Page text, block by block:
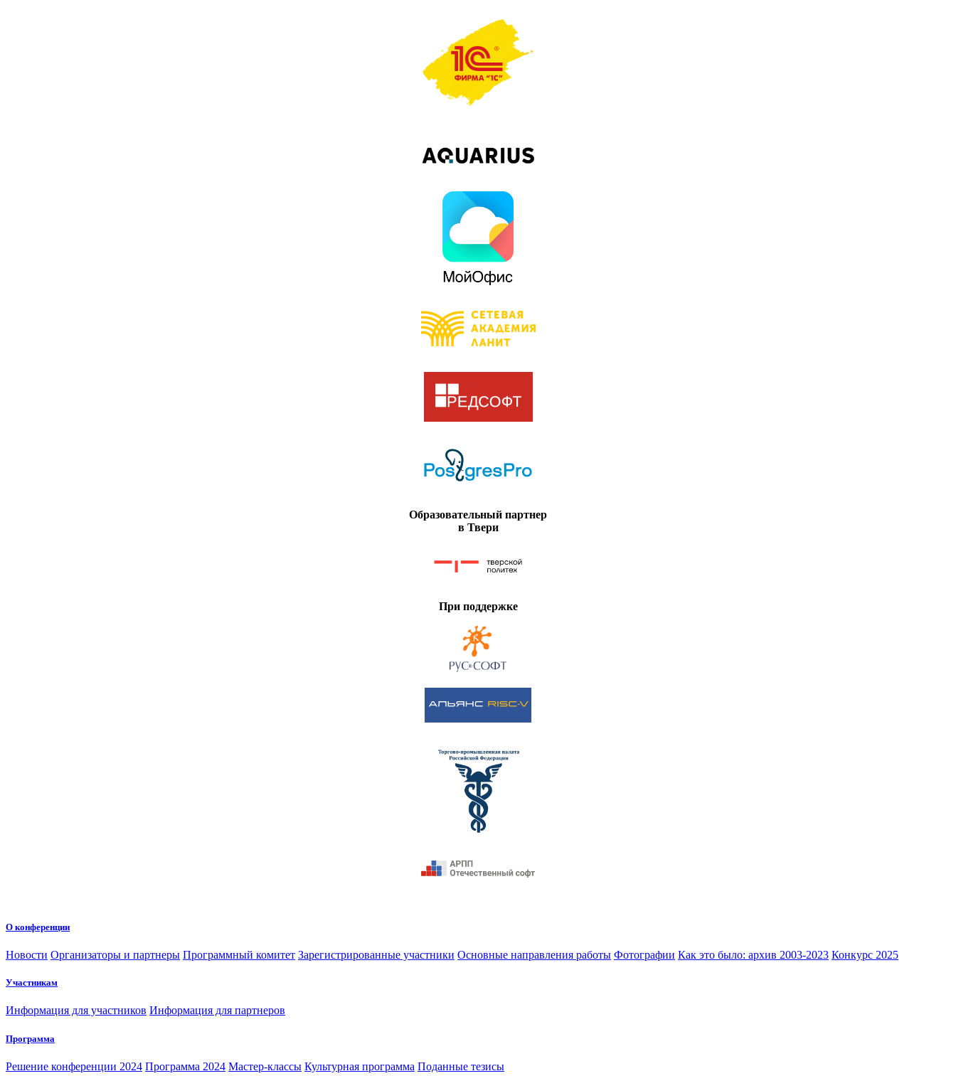
Образовательный партнер
в Твери
При поддержке
О конференции
Новости Организаторы и партнеры Программный комитет Зарегистрированные участники Основные направления работы Фотографии Как это было: архив 2003-2023 Конкурс 2025
Участникам
Информация для участников Информация для партнеров
Программа
Решение конференции 2024 Программа 2024 Мастер-классы Культурная программа Поданные тезисы